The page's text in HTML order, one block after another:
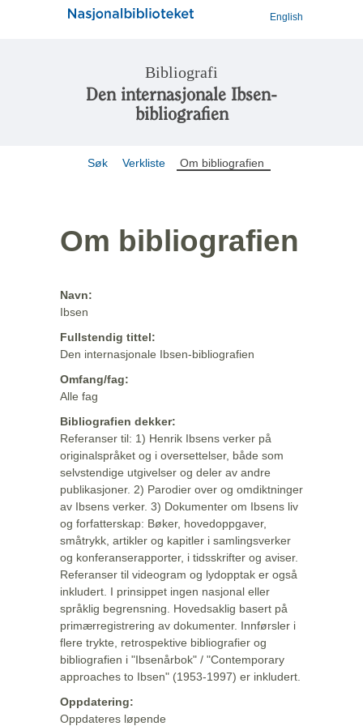
English
Bibliografi
Den internasjonale Ibsen-
bibliografien
Søk Verkliste Om bibliografien
Om bibliografien
Navn:
Ibsen
Fullstendig tittel:
Den internasjonale Ibsen-bibliografien
Omfang/fag:
Alle fag
Bibliografien dekker:
Referanser til: 1) Henrik Ibsens verker på
originalspråket og i oversettelser, både som
selvstendige utgivelser og deler av andre
publikasjoner. 2) Parodier over og omdiktninger
av Ibsens verker. 3) Dokumenter om Ibsens liv
og forfatterskap: Bøker, hovedoppgaver,
småtrykk, artikler og kapitler i samlingsverker
og konferanserapporter, i tidsskrifter og aviser.
Referanser til videogram og lydopptak er også
inkludert. I prinsippet ingen nasjonal eller
språklig begrensning. Hovedsaklig basert på
primærregistrering av dokumenter. Innførsler i
flere trykte, retrospektive bibliografier og
bibliografien i "Ibsenårbok" / "Contemporary
approaches to Ibsen" (1953-1997) er inkludert.
Oppdatering:
Oppdateres løpende